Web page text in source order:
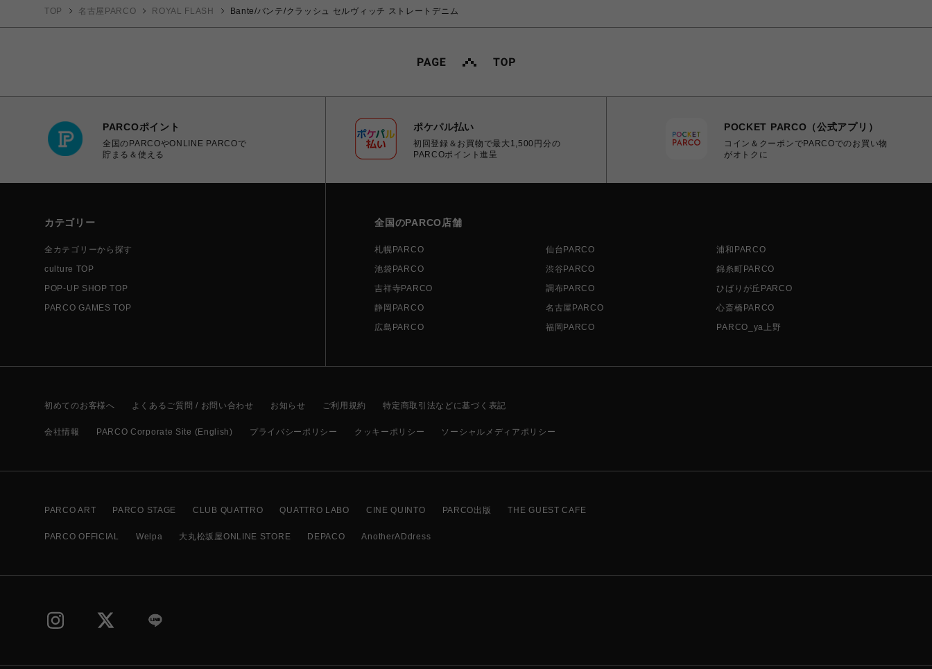
TOP 名古屋PARCO ROYAL FLASH Bante/バンテ/クラッシュ セルヴィッチ ストレートデニム
PARCOポイント
全国のPARCOやONLINE PARCOで
貯まる＆使える
ポケパル払い
初回登録＆お買物で最大1,500円分の
PARCOポイント進呈
POCKET PARCO（公式アプリ）
コイン＆クーポンでPARCOでのお買い物
がオトクに
カテゴリー
全カテゴリーから探す
culture TOP
POP-UP SHOP TOP
PARCO GAMES TOP
全国のPARCO店舗
札幌PARCO 仙台PARCO
浦和PARCO
池袋PARCO
渋谷PARCO
錦糸町PARCO
吉祥寺PARCO
調布PARCO
ひばりが丘PARCO
静岡PARCO
名古屋PARCO
心斎橋PARCO
広島PARCO
福岡PARCO PARCO_ya上野
初めてのお客様へ よくあるご質問 / お問い合わせ お知らせ ご利用規約 特定商取引法などに基づく表記
会社情報 PARCO Corporate Site (English) プライバシーポリシー クッキーポリシー ソーシャルメディアポリシー
PARCO ART PARCO STAGE CLUB QUATTRO QUATTRO LABO CINE QUINTO PARCO出版 THE GUEST CAFE
PARCO OFFICIAL Welpa 大丸松坂屋ONLINE STORE DEPACO AnotherADdress